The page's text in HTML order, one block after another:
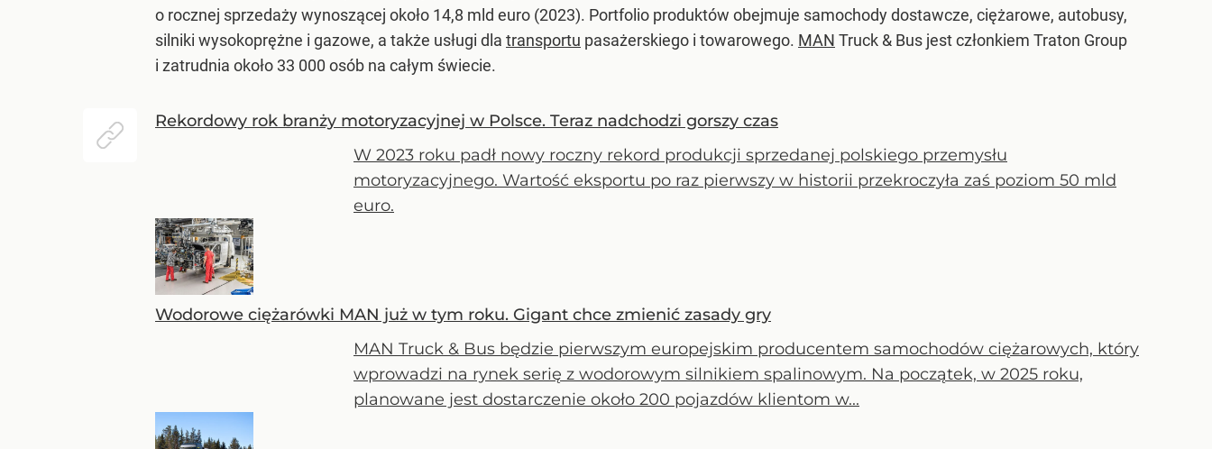
o rocznej sprzedaży wynoszącej około 14,8 mld euro (2023). Portfolio produktów obejmuje samochody dostawcze, ciężarowe, autobusy,
silniki wysokoprężne i gazowe, a także usługi dla transportu pasażerskiego i towarowego. MAN Truck & Bus jest członkiem Traton Group
i zatrudnia około 33 000 osób na całym świecie.
Rekordowy rok branży motoryzacyjnej w Polsce. Teraz nadchodzi gorszy czas
W 2023 roku padł nowy roczny rekord produkcji sprzedanej polskiego przemysłu
motoryzacyjnego. Wartość eksportu po raz pierwszy w historii przekroczyła zaś poziom 50 mld
euro.
Wodorowe ciężarówki MAN już w tym roku. Gigant chce zmienić zasady gry
MAN Truck & Bus będzie pierwszym europejskim producentem samochodów ciężarowych, który
wprowadzi na rynek serię z wodorowym silnikiem spalinowym. Na początek, w 2025 roku,
planowane jest dostarczenie około 200 pojazdów klientom w...